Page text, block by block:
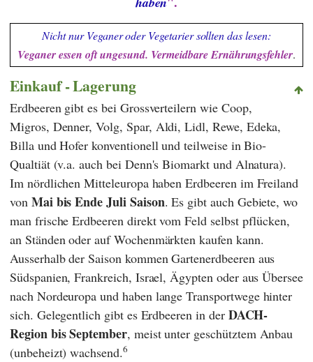
Nicht nur Veganer oder Vegetarier sollten das lesen:
Veganer essen oft ungesund. Vermeidbare Ernährungsfehler.
Einkauf - Lagerung
Erdbeeren gibt es bei Grossverteilern wie Coop,
Migros, Denner,Volg, Spar, Aldi,Lidl, Rewe, Edeka,
BillaundHofer konventionell und teilweise in Bio-
Qualtiät (v.a. auch bei Denn's Biomarktund Alnatura).
Im nördlichen Mitteleuropa haben Erdbeeren im Freiland
vonMai bis Ende JuliSaison. Es gibt auch Gebiete, wo
man frische Erdbeeren direkt vom Feld selbst pflücken,
an Ständen oder auf Wochenmärkten kaufen kann.
Ausserhalb der Saison kommen Gartenerdbeeren aus
Südspanien, Frankreich, Israel, Ägypten oder aus Übersee
nach Nordeuropa und haben lange Transportwege hinter
sich. Gelegentlich gibt es Erdbeeren in der DACH-
Region bis September, meist unter geschütztem Anbau
(unbeheizt) wachsend.6